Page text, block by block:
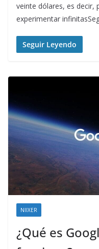
veinte dólares, es decir,
experimentar
Seguir Leyendo
NIIXER
¿Qué es